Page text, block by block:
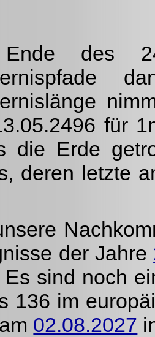
des
für
die Erde
deren letzte
der Jahre
Es sind noch
136 im
02.08.2027